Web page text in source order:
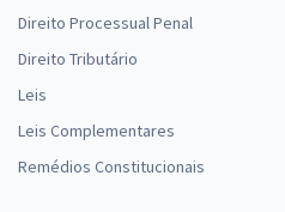
Direito Processual Penal
Direito Tributário
Leis
Leis Complementares
Remédios Constitucionais